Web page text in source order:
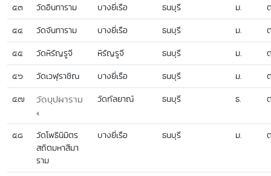
๕๓
วัดอินทาราม บางยี่เรือ ธนบุรี ม.
๕๔
วัดจันทาราม บางยี่เรือ ธนบุรี ม.
๕๕
วัดหิรัญรูจี หิรัญรูจี ธนบุรี ม.
๕๖
วัดเวฬุราชิณ บางยี่เรือ ธนบุรี ม.
๕๗
วัดบุปผาราม วัดกัลยาณ์ ธนบุรี ธ.
๕๘
วัดโพธินิมิตร
สถิตมหาสีมา
ราม
บางยี่เรือ ธนบุรี ม.